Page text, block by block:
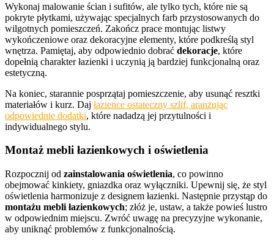
Wykonaj malowanie ścian i sufitów, ale tylko tych, które nie są
pokryte płytkami, używając specjalnych farb przystosowanych do
wilgotnych pomieszczeń. Zakończ prace montując listwy
wykończeniowe oraz dekoracyjne elementy, które podkreślą styl
wnętrza. Pamiętaj, aby odpowiednio dobrać dekoracje, które
dopełnią charakter łazienki i uczynią ją bardziej funkcjonalną oraz
estetyczną.
Na koniec, starannie posprzątaj pomieszczenie, aby usunąć resztki
materiałów i kurz. Daj łazience ostateczny szlif, aranżując
odpowiednie dodatki, które nadadzą jej przytulności i
indywidualnego stylu.
Montaż mebli łazienkowych i oświetlenia
Rozpocznij od zainstalowania oświetlenia, co powinno
obejmować kinkiety, gniazdka oraz wyłączniki. Upewnij się, że styl
oświetlenia harmonizuje z designem łazienki. Następnie przystąp do
montażu mebli łazienkowych; złóż je, ustaw, a także powieś lustro
w odpowiednim miejscu. Zwróć uwagę na precyzyjne wykonanie,
aby uniknąć problemów z funkcjonalnością.